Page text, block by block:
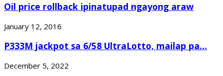
Oil price rollback ipinatupad ngayong araw
January 12, 2016
P333M jackpot sa 6/58 UltraLotto, mailap pa...
December 5, 2022